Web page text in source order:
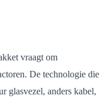
vraagt om
De technologie die
glasvezel, anders kabel,